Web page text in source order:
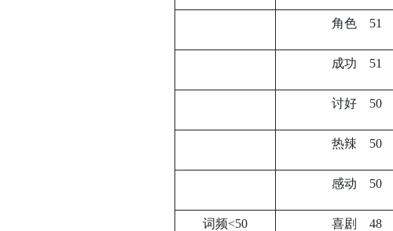
角色 51
成功 51
讨好 50
热辣 50
感动 50
词频<50 喜剧 48